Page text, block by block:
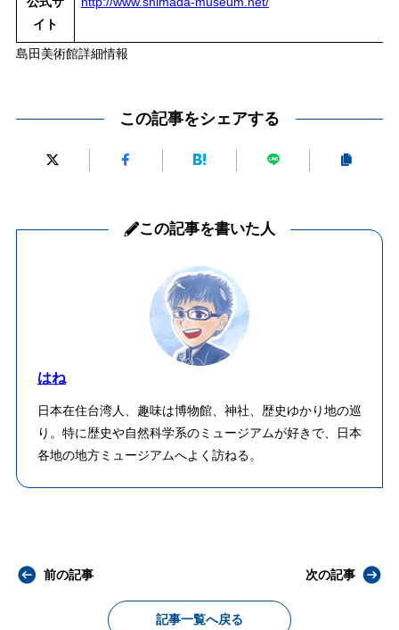
イト
島田美術館詳細情報
この記事をシェアする
この記事を書いた人
はね
日本在住台湾人、趣味は博物館、神社、歴史ゆかり地の巡
り。特に歴史や自然科学系のミュージアムが好きで、日本
各地の地方ミュージアムへよく訪ねる。
前の記事
記事一覧へ戻る
次の記事